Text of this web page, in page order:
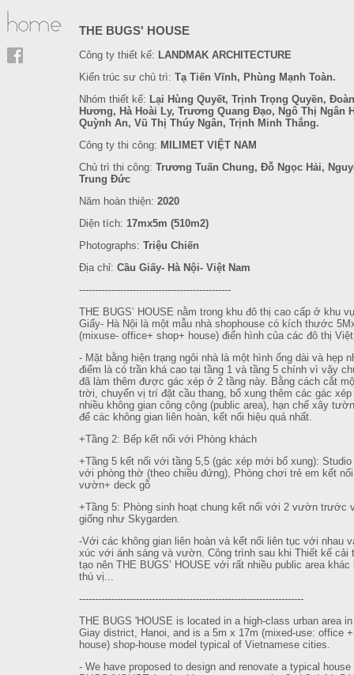
THE BUGS' HOUSE
Công ty thiết kế: LANDMAK ARCHITECTURE
Kiến trúc sư chủ trì: Tạ Tiến Vĩnh, Phùng Mạnh Toàn.
Nhóm thiết kế: Lại Hùng Quyết, Trịnh Trọng Quyền,
Hương, Hà Hoài Ly, Trương Quang Đạo, Ngô Thị Ngân
Quỳnh An, Vũ Thị Thúy Ngân, Trịnh Minh Thắng.
Công ty thi công: MILIMET VIỆT NAM
Chủ trì thi công: Trương Tuấn Chung, Đỗ Ngọc Hải,
Trung Đức
Năm hoàn thiện: 2020
Diện tích: 17mx5m (510m2)
Photographs: Triệu Chiến
Địa chỉ: Cầu Giấy- Hà Nội- Việt Nam
------------------------------------------------
THE BUGS’ HOUSE nằm trong khu đô thị cao cấp ở khu
Giấy- Hà Nội là một mẫu nhà shophouse có kích thước
(mixuse- office+ shop+ house) điển hình của các đô thị
- Mặt bằng hiện trạng ngôi nhà là một hình ống dài và hẹp
điểm là có trần khá cao tại tầng 1 và tầng 5 chính vì vậy
đã làm thêm được gác xép ở 2 tầng này. Bằng cách cắt
trời, chuyển vị trí đặt cầu thang, bổ xung thêm các gác xép
nhiều không gian công cộng (public area), hạn chế xây
để các không gian liên hoàn, kết nối hiệu quả nhất.
+Tầng 2: Bếp kết nối với Phòng khách
+Tầng 5 kết nối với tầng 5,5 (gác xép mới bổ xung):
với phòng thờ (theo chiều đứng), Phòng chơi trẻ em kết
vườn+ deck gỗ
+Tầng 5: Phòng sinh hoạt chung kết nối với 2 vườn trước
giống như Skygarden.
-Với các không gian liên hoàn và kết nối liên tục với nhau
xúc với ánh sáng và vườn. Công trình sau khi Thiết kế cải
tạo nên THE BUGS’ HOUSE với rất nhiều public area khác
thú vị...
-----------------------------------------------------------------------
THE BUGS 'HOUSE is located in a high-class urban area
Giay district, Hanoi, and is a 5m x 17m (mixed-use: office
house) shop-house model typical of Vietnamese cities.
- We have proposed to design and renovate a typical house